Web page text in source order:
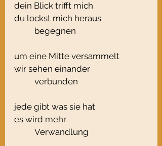
dein Blick trifft mich
du lockst mich heraus
	begegnen
um eine Mitte versammelt
wir sehen einander
	verbunden
jede gibt was sie hat
es wird mehr
	Verwandlung